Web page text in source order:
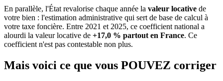
En parallèle, l'État revalorise chaque année la valeur locative de
votre bien : l'estimation administrative qui sert de base de calcul à
votre taxe foncière. Entre 2021 et 2025, ce coefficient national a
alourdi la valeur locative de +17,0 % partout en France. Ce
coefficient n'est pas contestable non plus.
Mais voici ce que vous POUVEZ corriger